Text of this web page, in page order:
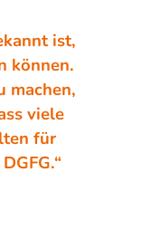
ist,
können.
machen,
viele
für